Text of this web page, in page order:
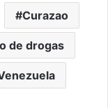
Curazao
de drogas